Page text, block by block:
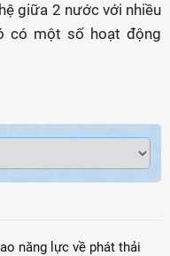
giữa 2 nước với nhiều
có một số hoạt động
năng lực về phát thải